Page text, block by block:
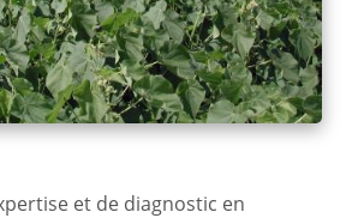
et de diagnostic en